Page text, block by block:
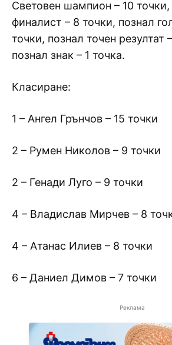
Световен шампион – 10 точки,
финалист – 8 точки, познал
точки, познал точен резултат
познал знак – 1 точка.
Класиране:
1 – Ангел Грънчов – 15 точки
2 – Румен Николов – 9 точки
2 – Генади Луго – 9 точки
4 – Владислав Мирчев – 8
4 – Атанас Илиев – 8 точки
6 – Даниел Димов – 7 точки
Реклама